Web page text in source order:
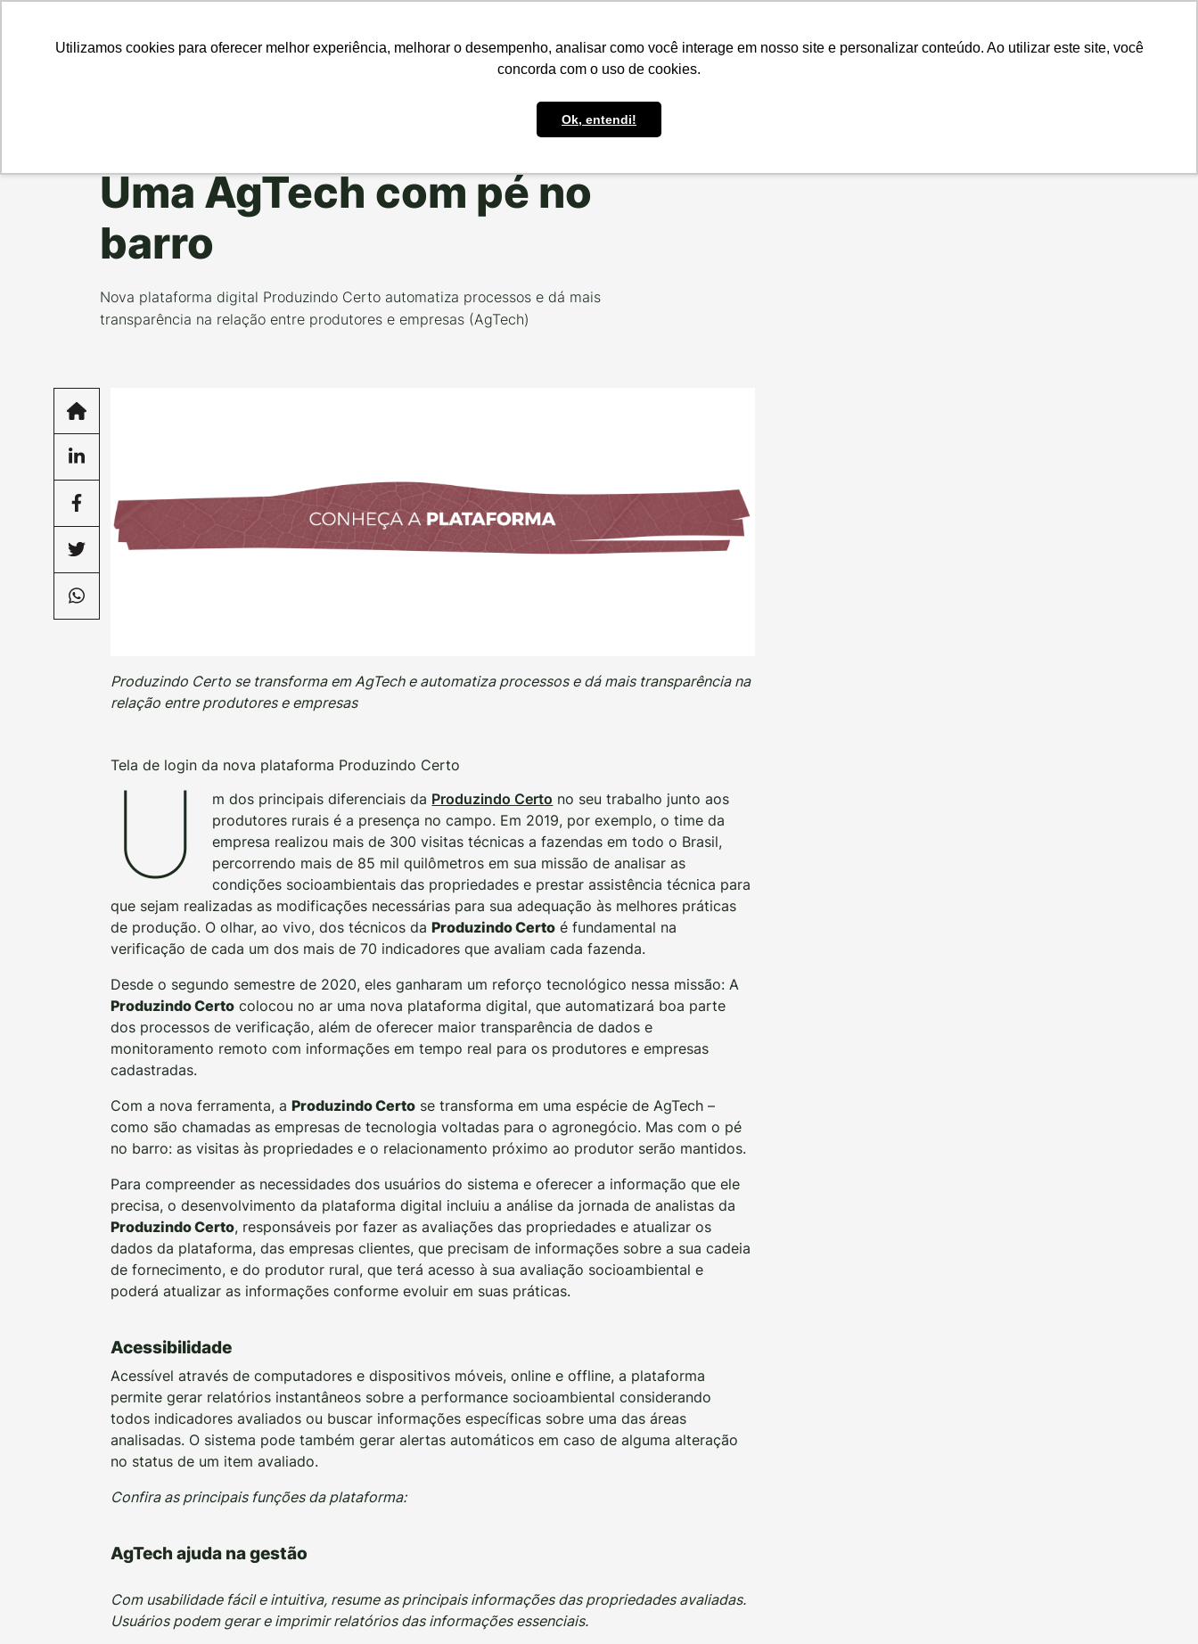
Utilizamos cookies para oferecer melhor experiência, melhorar o desempenho, analisar como você interage em nosso site e personalizar conteúdo. Ao utilizar este site, você
concorda com o uso de cookies.
Ok, entendi!
Uma AgTech com pé no
barro
Nova plataforma digital Produzindo Certo automatiza processos e dá mais
transparência na relação entre produtores e empresas (AgTech)
Produzindo Certo se transforma em AgTech e automatiza processos e dá mais transparência na
relação entre produtores e empresas
Tela de login da nova plataforma Produzindo Certo
U m dos principais diferenciais da Produzindo Certo no seu trabalho junto aos
produtores rurais é a presença no campo. Em 2019, por exemplo, o time da
empresa realizou mais de 300 visitas técnicas a fazendas em todo o Brasil,
percorrendo mais de 85 mil quilômetros em sua missão de analisar as
condições socioambientais das propriedades e prestar assistência técnica para
que sejam realizadas as modificações necessárias para sua adequação às melhores práticas
de produção. O olhar, ao vivo, dos técnicos da Produzindo Certo é fundamental na
verificação de cada um dos mais de 70 indicadores que avaliam cada fazenda.
Desde o segundo semestre de 2020, eles ganharam um reforço tecnológico nessa missão: A
Produzindo Certo colocou no ar uma nova plataforma digital, que automatizará boa parte
dos processos de verificação, além de oferecer maior transparência de dados e
monitoramento remoto com informações em tempo real para os produtores e empresas
cadastradas.
Com a nova ferramenta, a Produzindo Certo se transforma em uma espécie de AgTech –
como são chamadas as empresas de tecnologia voltadas para o agronegócio. Mas com o pé
no barro: as visitas às propriedades e o relacionamento próximo ao produtor serão mantidos.
Para compreender as necessidades dos usuários do sistema e oferecer a informação que ele
precisa, o desenvolvimento da plataforma digital incluiu a análise da jornada de analistas da
Produzindo Certo, responsáveis por fazer as avaliações das propriedades e atualizar os
dados da plataforma, das empresas clientes, que precisam de informações sobre a sua cadeia
de fornecimento, e do produtor rural, que terá acesso à sua avaliação socioambiental e
poderá atualizar as informações conforme evoluir em suas práticas.
Acessibilidade
Acessível através de computadores e dispositivos móveis, online e offline, a plataforma
permite gerar relatórios instantâneos sobre a performance socioambiental considerando
todos indicadores avaliados ou buscar informações específicas sobre uma das áreas
analisadas. O sistema pode também gerar alertas automáticos em caso de alguma alteração
no status de um item avaliado.
Confira as principais funções da plataforma:
AgTech ajuda na gestão
Com usabilidade fácil e intuitiva, resume as principais informações das propriedades avaliadas.
Usuários podem gerar e imprimir relatórios das informações essenciais.